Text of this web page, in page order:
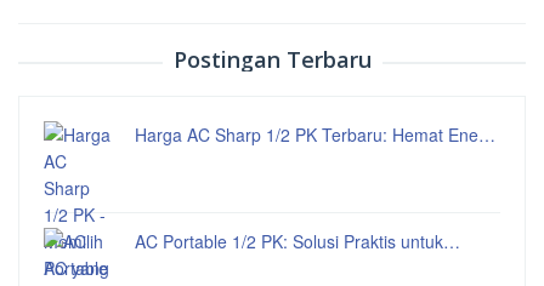
Postingan Terbaru
Harga AC Sharp 1/2 PK Terbaru: Hemat Ene…
AC Portable 1/2 PK: Solusi Praktis untuk…